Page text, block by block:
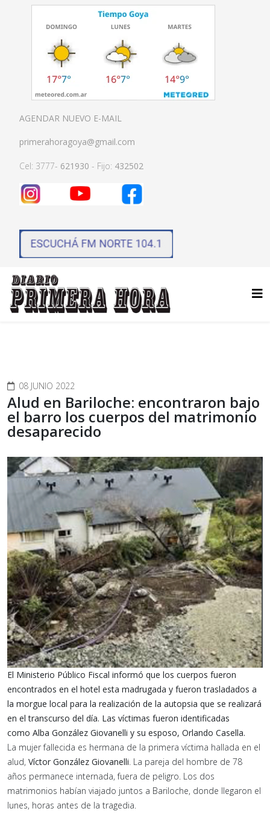
AGENDAR NUEVO E-MAIL
primerahoragoya@gmail.com
Cel: 3777- 621930 - Fijo: 432502
08 JUNIO 2022
Alud en Bariloche: encontraron bajo
el barro los cuerpos del matrimonio
desaparecido
El Ministerio Público Fiscal informó que los cuerpos fueron
encontrados en el hotel esta madrugada y fueron trasladados a
la morgue local para la realización de la autopsia que se realizará
en el transcurso del día. Las víctimas fueron identificadas
como Alba González Giovanelli y su esposo, Orlando Casella.
La mujer fallecida es hermana de la primera víctima hallada en el
alud, Víctor González Giovanelli. La pareja del hombre de 78
años permanece internada, fuera de peligro. Los dos
matrimonios habían viajado juntos a Bariloche, donde llegaron el
lunes, horas antes de la tragedia.